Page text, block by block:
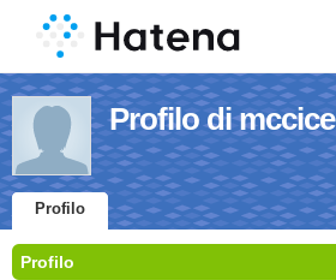
Profilo di mccice
Profilo
Profilo